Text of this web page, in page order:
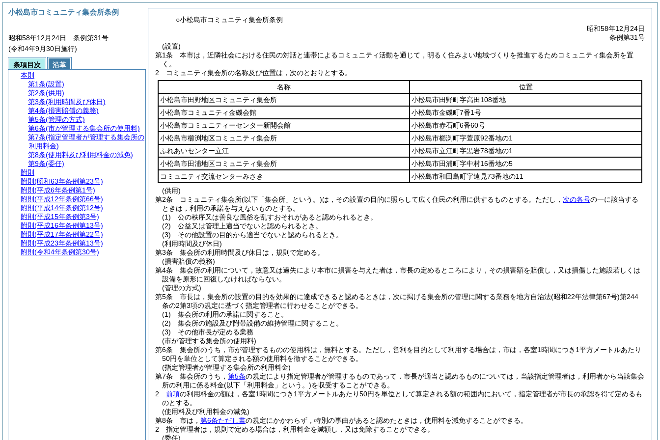
○小松島市コミュニティ集会所条例
昭和58年12月24日
条例第31号
(設置)
第1条
本市は，近隣社会における住民の対話と連帯によるコミュニティ活動を通じて，明るく住みよい地域づくりを推進するためコミュニティ集会所を置
く。
2
コミュニティ集会所の名称及び位置は，次のとおりとする。
名称
位置
小松島市田野地区コミュニティ集会所
小松島市田野町字高田108番地
小松島市コミュニティ金磯会館
小松島市金磯町7番1号
小松島市コミュニティーセンター新開会館
小松島市赤石町6番60号
小松島市櫛渕地区コミュニティ集会所
小松島市櫛渕町字萱原92番地の1
ふれあいセンター立江
小松島市立江町字黒岩78番地の1
小松島市田浦地区コミュニティ集会所
小松島市田浦町字中村16番地の5
コミュニティ交流センターみさき
小松島市和田島町字遠見73番地の11
(供用)
第2条
コミュニティ集会所(以下「集会所」という。)は，その設置の目的に照らして広く住民の利用に供するものとする。 ただし， 次の各号の一に該当する
ときは，利用の承諾を与えないものとする。
(1)
公の秩序又は善良な風俗を乱すおそれがあると認められるとき。
(2)
公益又は管理上適当でないと認められるとき。
(3)
その他設置の目的から適当でないと認められるとき。
(利用時間及び休日)
第3条
集会所の利用時間及び休日は，規則で定める。
(損害賠償の義務)
第4条
集会所の利用について，故意又は過失により本市に損害を与えた者は，市長の定めるところにより，その損害額を賠償し，又は損傷した施設若しくは
設備を原形に回復しなければならない。
(管理の方式)
第5条
市長は，集会所の設置の目的を効果的に達成できると認めるときは，次に掲げる集会所の管理に関する業務を地方自治法(昭和22年法律第67号)第244
条の2第3項の規定に基づく指定管理者に行わせることができる。
(1)
集会所の利用の承諾に関すること。
(2)
集会所の施設及び附帯設備の維持管理に関すること。
(3)
その他市長が定める業務
(市が管理する集会所の使用料)
第6条
集会所のうち，市が管理するものの使用料は，無料とする。 ただし，営利を目的として利用する場合は，市は，各室1時間につき1平方メートルあたり
50円を単位として算定される額の使用料を徴することができる。
(指定管理者が管理する集会所の利用料金)
第7条
集会所のうち， 第5条の規定により指定管理者が管理するものであって，市長が適当と認めるものについては，当該指定管理者は，利用者から当該集会
所の利用に係る料金(以下「利用料金」という。)を収受することができる。
2
前項の利用料金の額は，各室1時間につき1平方メートルあたり50円を単位として算定される額の範囲内において，指定管理者が市長の承認を得て定めるも
のとする。
(使用料及び利用料金の減免)
第8条
市は， 第6条ただし書の規定にかかわらず，特別の事由があると認めたときは，使用料を減免することができる。
2
指定管理者は，規則で定める場合は，利用料金を減額し，又は免除することができる。
(委任)
小松島市コミュニティ集会所条例
昭和58年12月24日 条例第31号
(令和4年9月30日施行)
条項目次
沿革
本則
第1条(設置)
第2条(供用)
第3条(利用時間及び休日)
第4条(損害賠償の義務)
第5条(管理の方式)
第6条(市が管理する集会所の使用料)
第7条(指定管理者が管理する集会所の
利用料金)
第8条(使用料及び利用料金の減免)
第9条(委任)
附則
附則 (昭和63年条例第23号)
附則 (平成6年条例第1号)
附則 (平成12年条例第66号)
附則 (平成14年条例第12号)
附則 (平成15年条例第3号)
附則 (平成16年条例第13号)
附則 (平成17年条例第22号)
附則 (平成23年条例第13号)
附則 (令和4年条例第30号)